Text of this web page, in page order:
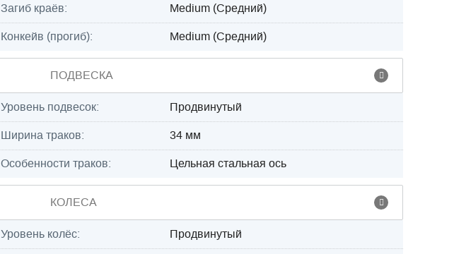
Загиб краёв:
Medium (Средний)
Конкейв (прогиб):
Medium (Средний)
ПОДВЕСКА
Уровень подвесок:
Продвинутый
Ширина траков:
34 мм
Особенности траков:
Цельная стальная ось
КОЛЕСА
Уровень колёс:
Продвинутый